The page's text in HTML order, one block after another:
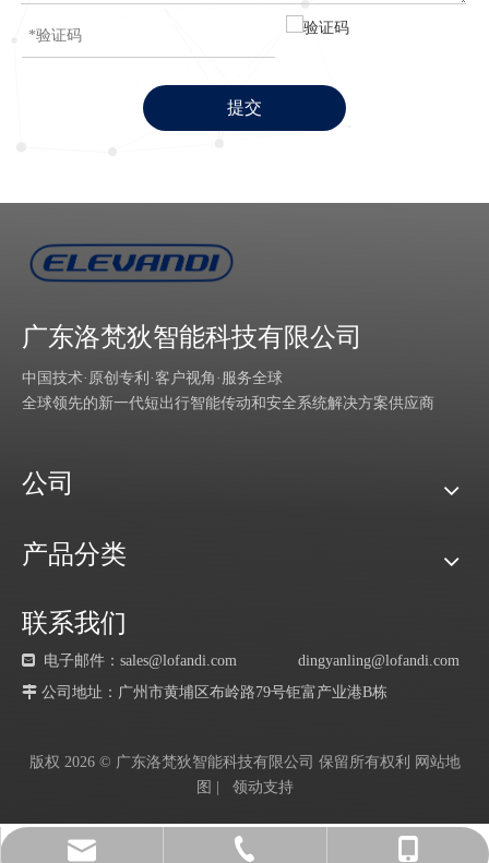
提交
广东洛梵狄智能科技有限公司
中国技术·原创专利·客户视角·服务全球
全球领先的新一代短出行智能传动和安全系统解决方案供应商
dingyanling@lofandi.com
+86-757-81201185
+8618028158763
公司
产品分类
联系我们
 电子邮件：sales@lofandi.com dingyanling@lofandi.com
 公司地址：广州市黄埔区布岭路79号钜富产业港B栋
版权 2026© 广东洛梵狄智能科技有限公司 保留所有权利
网站地
图
领动支持